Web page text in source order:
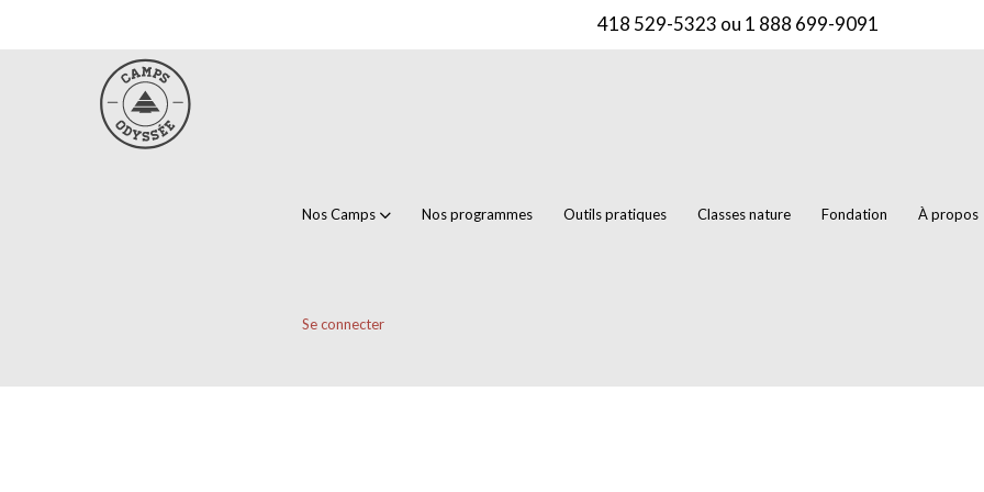
418 529-5323 ou 1 888 699-9091
Nos Camps Nos programmes Outils pratiques Classes nature Fondation À propos
Se connecter